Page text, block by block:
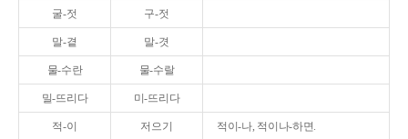
굴-젓 구-젓
말-곁 말-겻
물-수란 물-수랄
밀-뜨리다 미-뜨리다
적-이 저으기 적이-나, 적이나-하면.